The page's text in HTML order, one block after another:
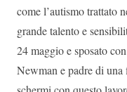
come l’autismo trattato
grande talento e
24 maggio e sposato
Newman e padre di